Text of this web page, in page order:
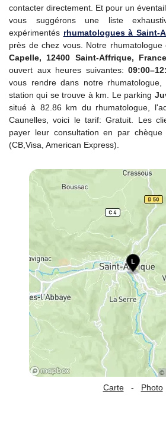
contacter directement. Et pour un
vous suggérons une liste
expérimentés rhumatologues à Saint-
près de chez vous. Notre rhumatologue
Capelle, 12400 Saint-Affrique, France
ouvert aux heures suivantes:
vous rendre dans notre
station qui se trouve à km. Le parking
situé à 82.86 km du rhumatologue,
Caunelles, voici le tarif: Gratuit. Les
payer leur consultation en par
(CB,Visa, American Express).
Carte - Photo